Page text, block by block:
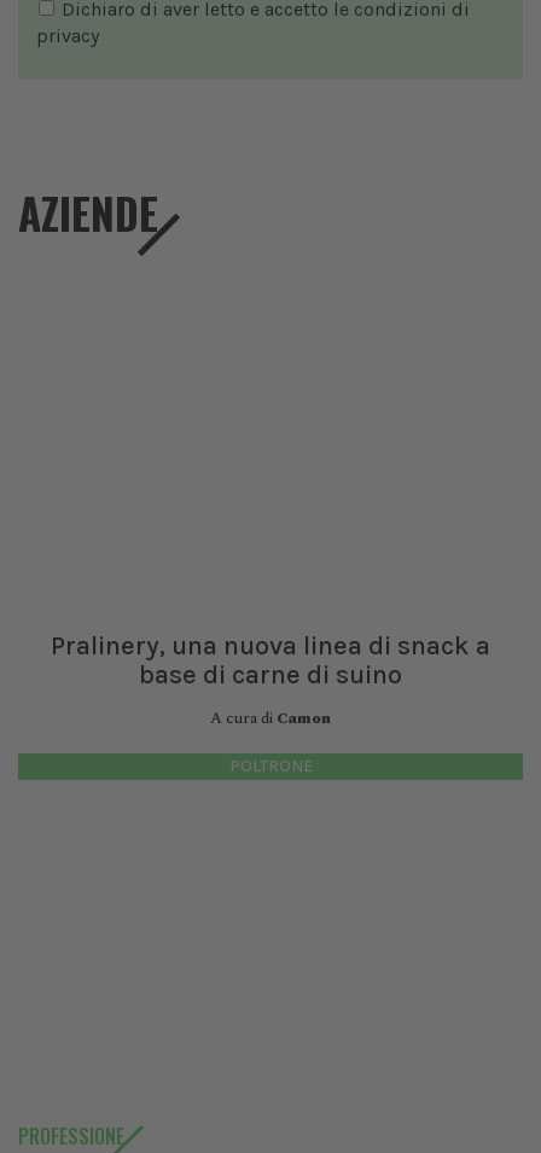
Dichiaro di aver letto e accetto le condizioni di
privacy
AZIENDE
Pralinery, una nuova linea di snack a
base di carne di suino
A cura di Camon
POLTRONE
PROFESSIONE